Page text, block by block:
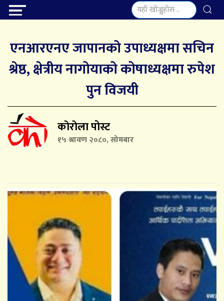
एनआरएनए जापानको उपाध्यक्षमा सचिन
श्रेष्ठ, क्षेत्रीय नागोयाको कोषाध्यक्षमा रुपेश
पुन विजयी
काेराेला पोस्ट
१५ श्रावण २०८०, सोमबार